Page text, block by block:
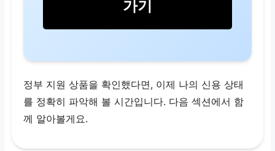
가기
정부 지원 상품을 확인했다면, 이제 나의 신용 상태
를 정확히 파악해 볼 시간입니다. 다음 섹션에서 함
께 알아볼게요.